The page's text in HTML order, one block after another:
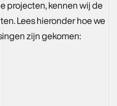
projecten, kennen wij de
Lees hieronder hoe we
zijn gekomen: